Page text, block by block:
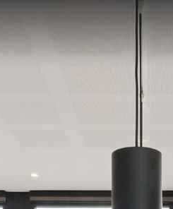
SALGSVURDERING